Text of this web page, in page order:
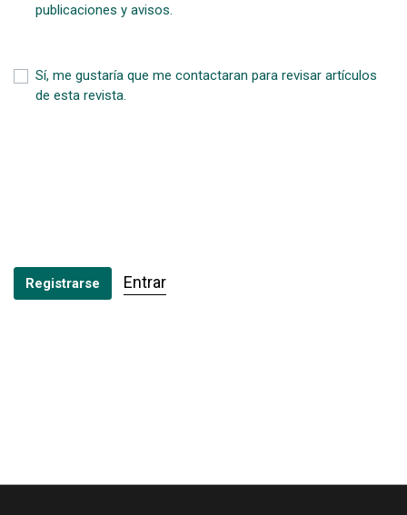
publicaciones y avisos.
Sí, me gustaría que me contactaran para revisar artículos
de esta revista.
Registrarse Entrar